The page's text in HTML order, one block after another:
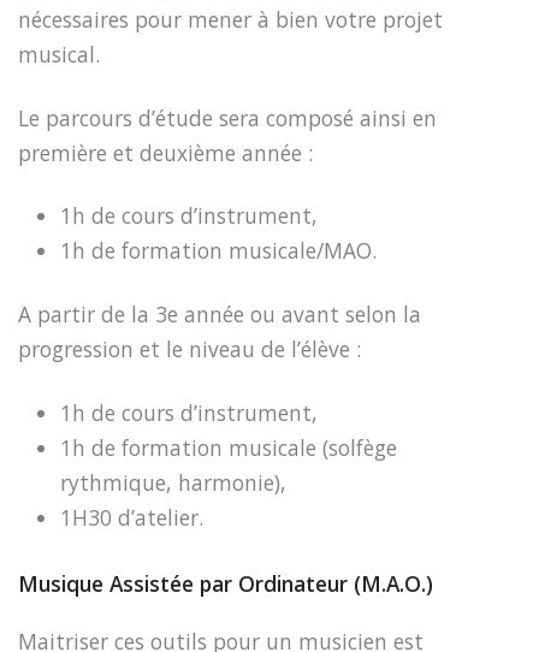
nécessaires pour mener à bien votre projet
musical.
Le parcours d’étude sera composé ainsi en
première et deuxième année :
1h de cours d’instrument,
1h de formation musicale/MAO.
A partir de la 3e année ou avant selon la
progression et le niveau de l’élève :
1h de cours d’instrument,
1h de formation musicale (solfège
rythmique, harmonie),
1H30 d’atelier.
Musique Assistée par Ordinateur (M.A.O.)
Maitriser ces outils pour un musicien est